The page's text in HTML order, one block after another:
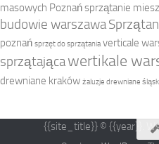
masowych Poznańsprzątanie
budowie warszawa
poznań sprzęt do sprzątania verticale
sprzątającawertikale
drewniane kraków żaluzje drewniane śląsk
{{site_title}} © {{year}}.